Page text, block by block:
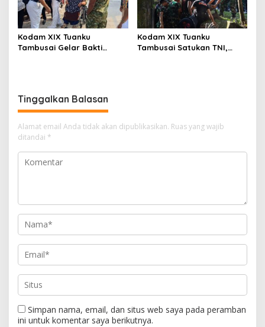
Kodam XIX Tuanku
Tambusai Gelar Bakti
Kodam XIX Tuanku
Tambusai Satukan TNI,
Tinggalkan Balasan
Alamat email Anda tidak akan dipublikasikan. Ruas yang wajib
ditandai *
Simpan nama, email, dan situs web saya pada peramban
ini untuk komentar saya berikutnya.